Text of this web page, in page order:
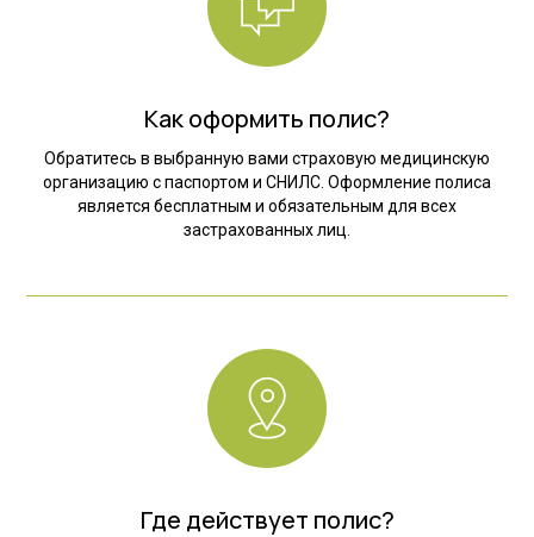
Как оформить полис?
Обратитесь в выбранную вами страховую медицинскую
организацию с паспортом и СНИЛС. Оформление полиса
является бесплатным и обязательным для всех
застрахованных лиц.
Где действует полис?